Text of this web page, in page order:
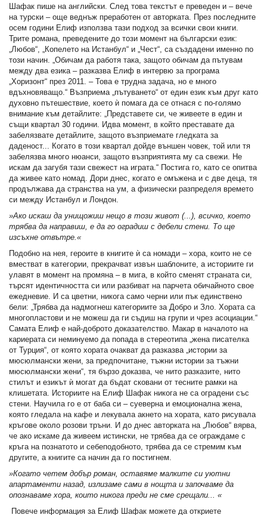
Шафак пише на английски. След това текстът е преведен и – вече
на турски – още веднъж преработен от авторката. През последните
осем години Елиф използва тази подход за всички свои книги.
Трите романа, преведените до този момент на български език:
„Любов“, „Копелето на Истанбул“ и „Чест“, са създадени именно по
този начин. „Обичам да работя така, защото обичам да пътувам
между два езика – разказва Елиф в интервю за програма
„Хоризонт“ през 2011. – Това е трудна задача, но е много
вдъхновяващо.“ Възприема „пътуването“ от един език към друг като
духовно пътешествие, което ѝ помага да се отнася с по-голямо
внимание към детайлите: „Представете си, че живеете в един и
същи квартал 30 години. Идва момент, в който преставате да
забелязвате детайлите, защото възприемате гледката за
даденост... Когато в този квартал дойде външен човек, той или тя
забелязва много нюанси, защото възприятията му са свежи. Не
искам да загубя тази свежест на играта.“ Постига го, като се опитва
да живее като номад. Дори днес, когато е омъжена и с две деца, тя
продължава да странства на ум, а физически разпределя времето
си между Истанбул и Лондон.
»Ако искаш да унищожиш нещо в този живот (...), всичко, което
трябва да направиш, е да го оградиш с дебели стени. То ще
изсъхне отвътре.«
Подобно на нея, героите в книгите ѝ са номади – хора, които не се
вместват в категории, прекрачват извън шаблоните, а историите ги
улавят в момент на промяна – в мига, в който сменят страната си,
търсят идентичността си или разбиват на парчета обичайното свое
ежедневие. И са цветни, никога само черни или пък единствено
бели: „Трябва да надмогнеш категориите за Добро и Зло. Хората са
многопластови и не можеш да ги съдиш на групи и чрез асоциации.“
Самата Елиф е най-доброто доказателство. Макар в началото на
кариерата си неминуемо да попада в стереотипа „жена писателка
от Турция“, от която хората очакват да разказва „истории за
мюсюлмански жени, за предпочитане, тъжни истории за тъжни
мюсюлмански жени“, тя бързо доказва, че нито разказите, нито
стилът и езикът ѝ могат да бъдат сковани от тесните рамки на
клишетата. Историите на Елиф Шафак никога не са оградени със
стени. Научила го е от баба си – суеверна и емоционална жена,
която гледала на кафе и лекувала акнето на хората, като рисувала
кръгове около розови тръни. И до днес авторката на „Любов“ вярва,
че ако искаме да живеем истински, не трябва да се ограждаме с
кръга на познатото и себеподобното, трябва да се стремим към
другите, а книгите са начин да го постигнем.
»Когато четем добър роман, оставяме малките си уютни
апартаменти назад, излизаме сами в нощта и започваме да
опознаваме хора, които никога преди не сме срещали... «
Повече информация за Елиф Шафак можете да откриете